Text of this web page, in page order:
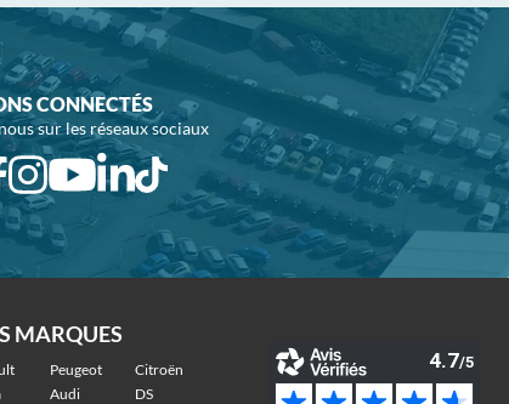
CONNECTÉS
sur les réseaux sociaux
MARQUES
Peugeot
Citroën
Audi
DS